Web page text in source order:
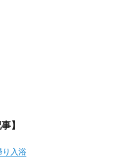
】
入浴